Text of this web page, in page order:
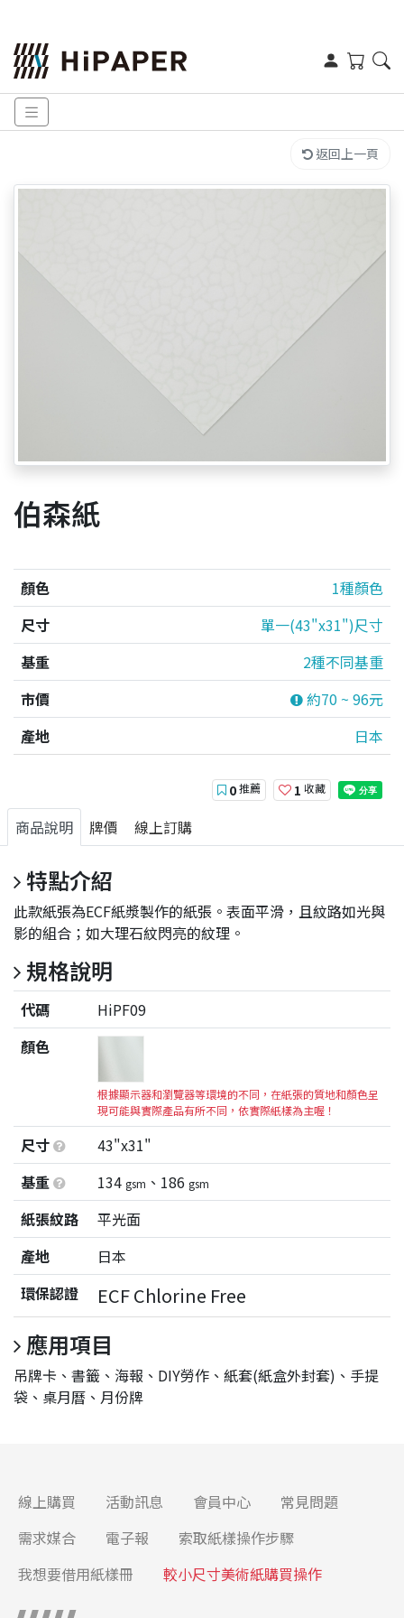
返回上一頁
伯森紙
顏色
1種顏色
尺寸
單一(43"x31")尺寸
基重
2種不同基重
市價
約70 ~ 96元
產地
日本
0推薦 1 收藏
商品說明 牌價 線上訂購
特點介紹
此款紙張為ECF紙漿製作的紙張。表面平滑，且紋路如光與
影的組合；如大理石紋閃亮的紋理。
規格說明
代碼
HiPF09
顏色
根據顯示器和瀏覽器等環境的不同，在紙張的質地和顏色呈
現可能與實際產品有所不同，依實際紙樣為主喔！
尺寸
43"x31"
基重
134 gsm 、186 gsm
紙張紋路
平光面
產地
日本
環保認證
ECF Chlorine Free
應用項目
吊牌卡、書籤、海報、DIY勞作、紙套(紙盒外封套)、手提
袋、桌月曆、月份牌
線上購買 活動訊息 會員中心
常見問題
需求媒合
電子報
索取紙樣操作步驟
我想要借用紙樣冊
較小尺寸美術紙購買操作